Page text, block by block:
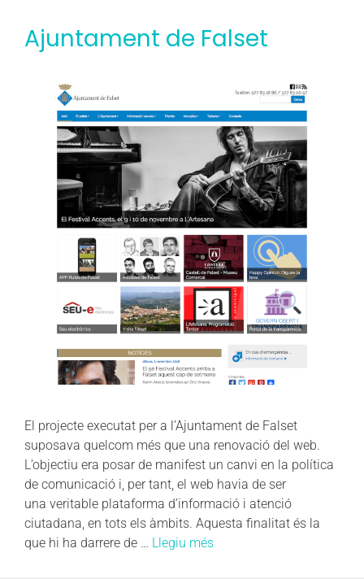
Ajuntament de Falset
El projecte executat per a l’Ajuntament de Falset
suposava quelcom més que una renovació del web.
L’objectiu era posar de manifest un canvi en la política
de comunicació i, per tant, el web havia de ser
una veritable plataforma d’informació i atenció
ciutadana, en tots els àmbits. Aquesta finalitat és la
que hi ha darrere de … Llegiu més